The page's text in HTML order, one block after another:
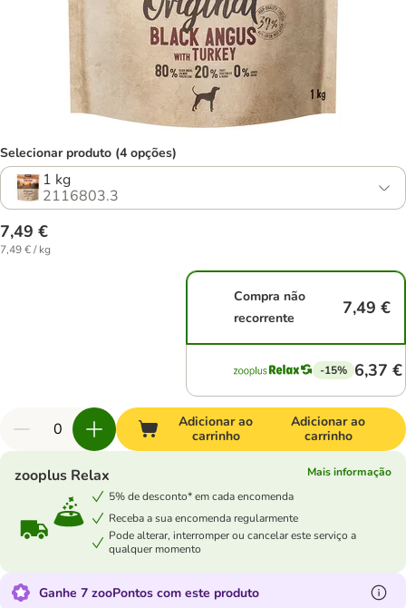
Selecionar produto (4 opções)
1 kg
2116803.3
7,49 €
7,49 € / kg
Compra não
recorrente
7,49 €
-15% 6,37 €
Adicionar ao
carrinho
Adicionar ao
carrinho
zooplus Relax
Mais informação
5% de desconto* em cada encomenda
Receba a sua encomenda regularmente
Pode alterar, interromper ou cancelar este serviço a
qualquer momento
Ganhe 7 zooPontos com este produto